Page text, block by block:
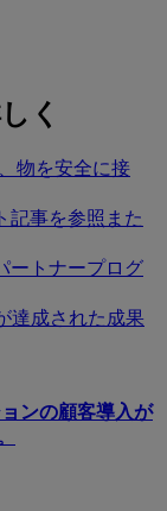
く
物を安全に接
記事を参照また
ートナープログ
達成された成果
ンの顧客導入が